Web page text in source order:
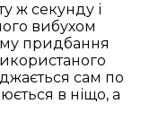
ж секунду і
вибухом
придбання
сам по
в ніщо, а